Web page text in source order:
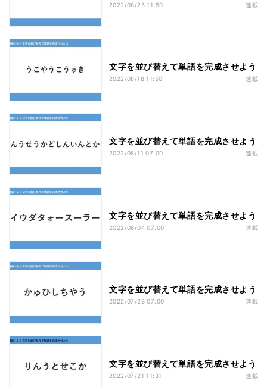
2022/08/25 11:50 連載
文字を並び替えて単語を完成させよう
2022/08/18 11:50 連載
文字を並び替えて単語を完成させよう
2022/08/11 07:00 連載
文字を並び替えて単語を完成させよう
2022/08/04 07:00 連載
文字を並び替えて単語を完成させよう
2022/07/28 07:00 連載
文字を並び替えて単語を完成させよう
2022/07/21 11:31 連載